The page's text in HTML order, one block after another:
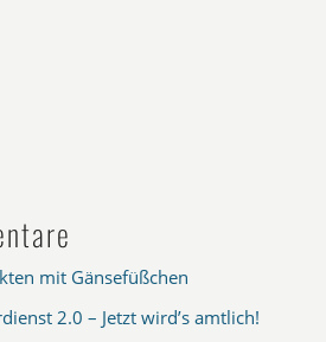
mit Gänsefüßchen
2.0 – Jetzt wird’s amtlich!